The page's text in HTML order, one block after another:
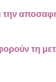
την
τη